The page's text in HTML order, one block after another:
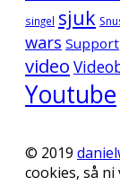
singel sjuk
wars Support
video
Youtube
© 2019
cookies, så ni